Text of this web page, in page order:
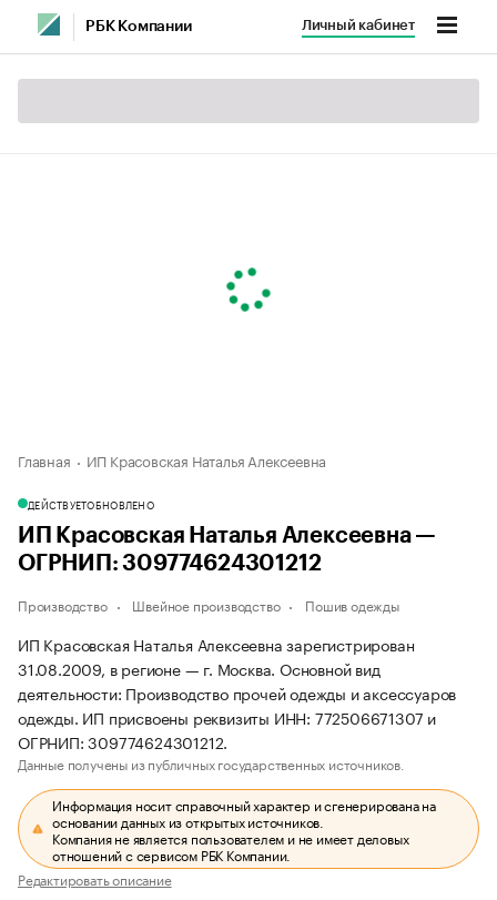
РБК Компании Личный кабинет
Главная ИП Красовская Наталья Алексеевна
ДЕЙСТВУЕТОБНОВЛЕНО
ИП Красовская Наталья Алексеевна —
ОГРНИП: 309774624301212
Производство Швейное производство Пошив одежды
ИП Красовская Наталья Алексеевна зарегистрирован
31.08.2009, в регионе — г. Москва. Основной вид
деятельности: Производство прочей одежды и аксессуаров
одежды. ИП присвоены реквизиты ИНН: 772506671307 и
ОГРНИП: 309774624301212.
Данные получены из публичных государственных источников.
Информация носит справочный характер и сгенерирована на
основании данных из открытых источников.
Компания не является пользователем и не имеет деловых
отношений с сервисом РБК Компании.
Редактировать описание